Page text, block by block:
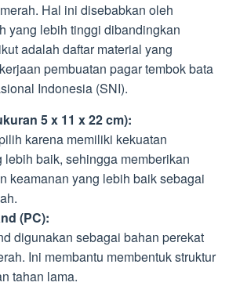
Hal ini disebabkan oleh
yang lebih tinggi dibandingkan
adalah daftar material yang
pembuatan pagar tembok bata
Indonesia (SNI).
5 x 11 x 22 cm):
karena memiliki kekuatan
lebih baik, sehingga memberikan
keamanan yang lebih baik sebagai
(PC):
digunakan sebagai bahan perekat
Ini membantu membentuk struktur
tahan lama.